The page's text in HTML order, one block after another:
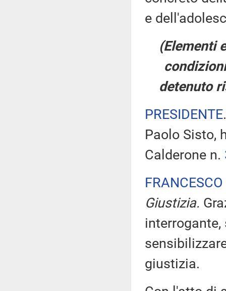
e
(Elementi
detenuto
PRESIDENTE
Paolo Sisto,
Calderone n.
Giustizia.
giustizia.